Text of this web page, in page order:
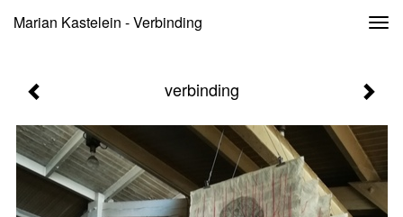
Marian Kastelein - Verbinding
verbinding